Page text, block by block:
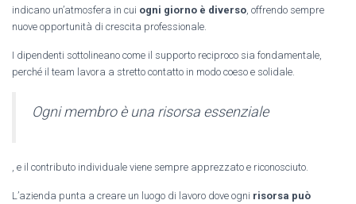
indicano un’atmosfera in cui ogni giorno è diverso , offrendo sempre
nuove opportunità di crescita professionale.
I dipendenti sottolineano come il supporto reciproco sia fondamentale,
perché il team lavora a stretto contatto in modo coeso e solidale.
Ogni membro è una risorsa essenziale
, e il contributo individuale viene sempre apprezzato e riconosciuto.
L’azienda punta a creare un luogo di lavoro dove ogni risorsa può